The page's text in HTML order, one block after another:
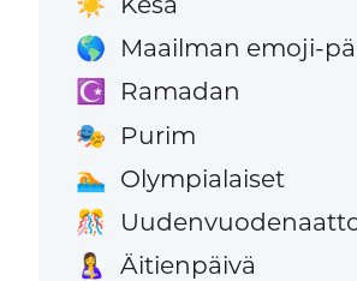
🌎 Maailman emoji-
☪️ Ramadan
🎭 Purim
🏊 Olympialaiset
🎊
🤱 Äitienpäivä